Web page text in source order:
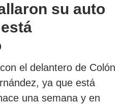
su auto
el delantero de Colón
ya que está
una semana y en